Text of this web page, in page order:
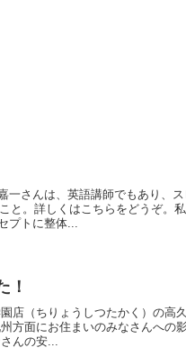
一さんは、英語講師でもあり、
と。詳しくはこちらをどうぞ。
プトに整体...
！
店（ちりょうしつたかく）の高
方面にお住まいのみなさんへの
んの安...